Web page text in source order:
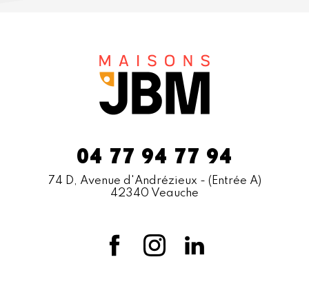
04 77 94 77 94
74 D, Avenue d'Andrézieux - (Entrée A)
42340 Veauche